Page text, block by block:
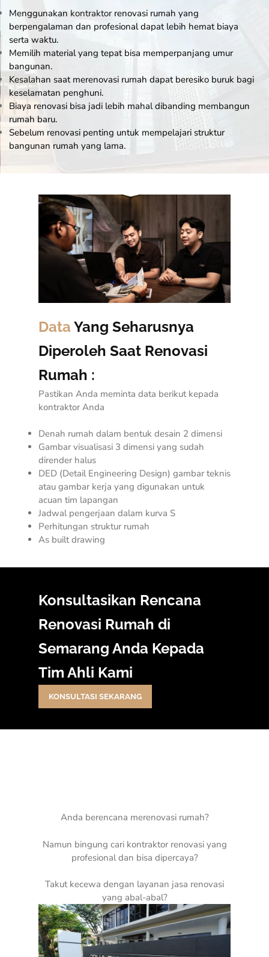
Menggunakan kontraktorrenovasi rumah yang
berpengalaman dan profesional dapat lebih hemat biaya
serta waktu.
Memilih material yang tepat bisa memperpanjang umur
bangunan.
Kesalahan saat merenovasi rumah dapat beresiko buruk bagi
keselamatan penghuni.
Biaya renovasi bisa jadi lebih mahal dibanding membangun
rumah baru.
Sebelum renovasi penting untuk mempelajari struktur
bangunan rumah yang lama.
Data Yang Seharusnya
Diperoleh Saat Renovasi
Rumah :
Pastikan Anda meminta data berikut kepada
kontraktor Anda
Denah rumah dalam bentuk desain 2 dimensi
Gambar visualisasi 3 dimensi yang sudah
dirender halus
DED (Detail Engineering Design) gambar teknis
atau gambar kerja yang digunakan untuk
acuan tim lapangan
Jadwal pengerjaan dalam kurva S
Perhitungan struktur rumah
As built drawing
Konsultasikan Rencana
Renovasi Rumah di
Semarang Anda Kepada
Tim Ahli Kami
KONSULTASI SEKARANG
Anda berencana merenovasi rumah?
Namun bingung cari kontraktor renovasi yang
profesional dan bisa dipercaya?
Takut kecewa dengan layanan jasa renovasi
yang abal-abal?